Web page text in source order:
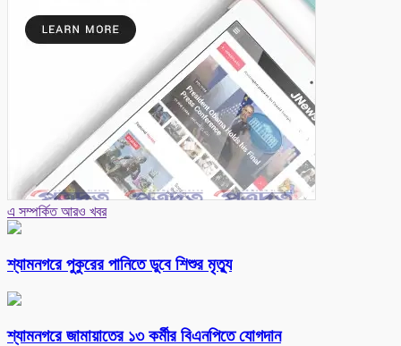
এ সম্পর্কিত আরও খবর
শ্যামনগরে পুকুরের পানিতে ডুবে শিশুর মৃত্যু
শ্যামনগরে জামায়াতের ১৩ কর্মীর বিএনপিতে যোগদান